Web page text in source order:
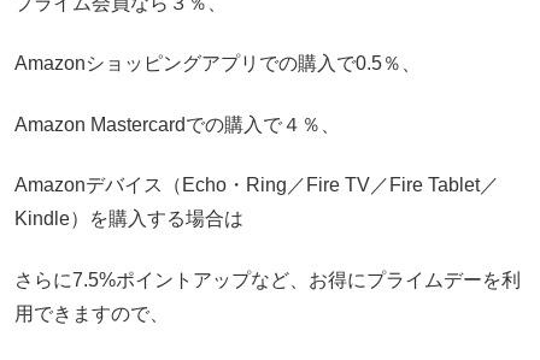
Amazonショッピングアプリでの購入で0.5％、
Amazon Mastercardでの購入で４％、
Amazonデバイス（Echo・Ring／Fire TV／Fire Tablet／
Kindle）を購入する場合は
さらに7.5%ポイントアップなど、お得にプライムデーを利
用できますので、